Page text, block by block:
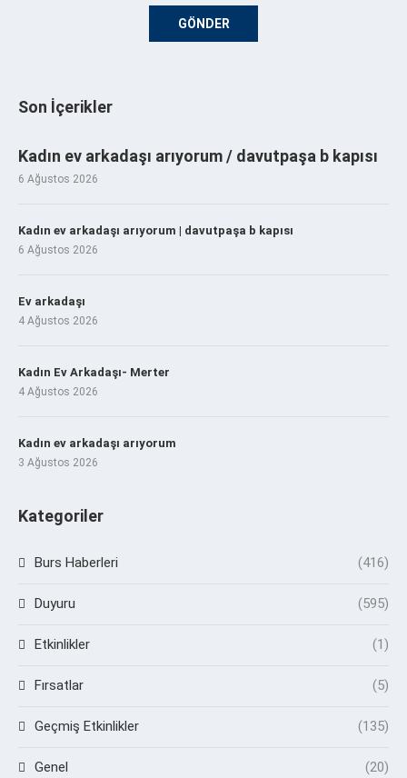
Son İçerikler
Kadın ev arkadaşı arıyorum / davutpaşa b kapısı
6 Ağustos 2026
Kadın ev arkadaşı arıyorum | davutpaşa b kapısı
6 Ağustos 2026
Ev arkadaşı
4 Ağustos 2026
Kadın Ev Arkadaşı- Merter
4 Ağustos 2026
Kadın ev arkadaşı arıyorum
3 Ağustos 2026
Kategoriler
Burs Haberleri (416)
Duyuru (595)
Etkinlikler (1)
Fırsatlar (5)
Geçmiş Etkinlikler (135)
Genel (20)